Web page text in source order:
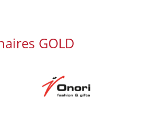
GOLD
Afbeelding